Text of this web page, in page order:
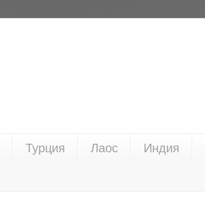
Турция Лаос Индия